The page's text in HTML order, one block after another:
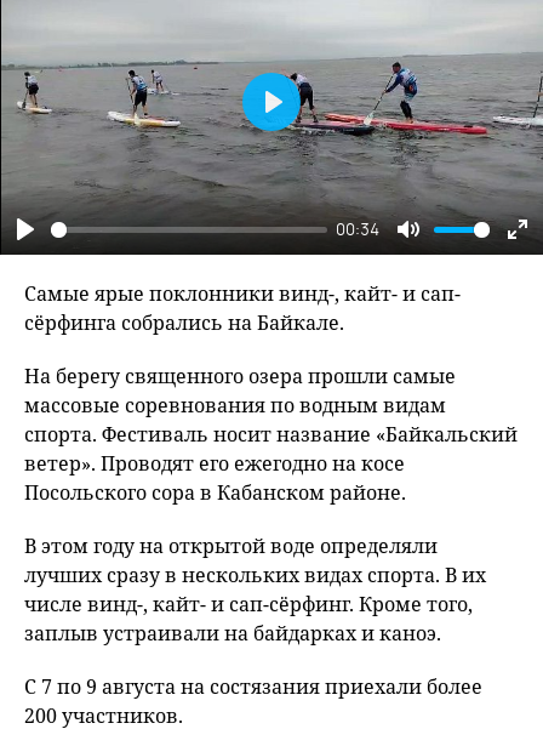
Play
00:34
Mute
Play
Самые ярые поклонники винд-, кайт- и сап-
сёрфинга собрались на Байкале.
На берегу священного озера прошли самые
массовые соревнования по водным видам
спорта. Фестиваль носит название «Байкальский
ветер». Проводят его ежегодно на косе
Посольского сора в Кабанском районе.
В этом году на открытой воде определяли
лучших сразу в нескольких видах спорта. В их
числе винд-, кайт- и сап-сёрфинг. Кроме того,
заплыв устраивали на байдарках и каноэ.
С 7 по 9 августа на состязания приехали более
200 участников.